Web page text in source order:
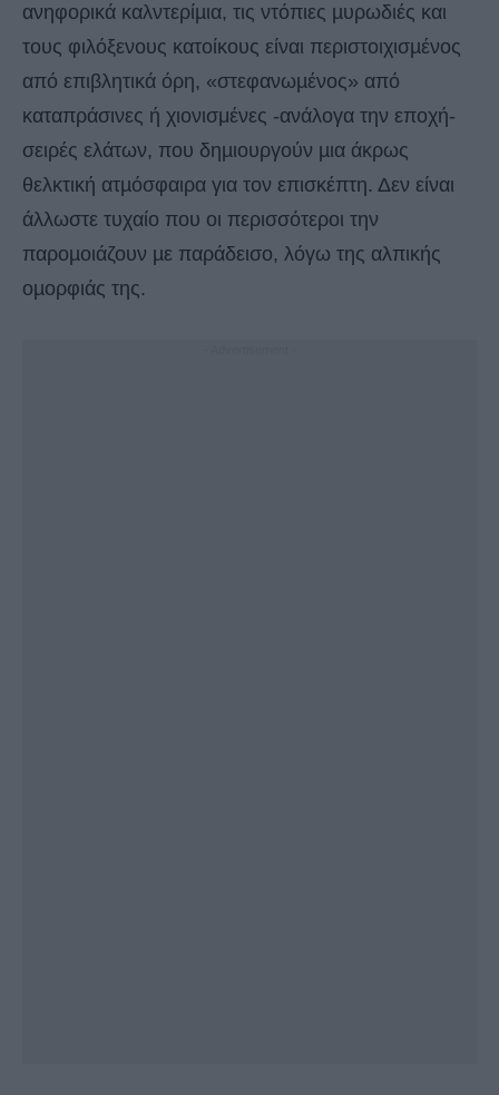
ανηφορικά καλντερίµια, τις ντόπιες µυρωδιές και
τους φιλόξενους κατοίκους είναι περιστοιχισµένος
από επιβλητικά όρη, «στεφανωµένος» από
καταπράσινες ή χιονισμένες -ανάλογα την εποχή-
σειρές ελάτων, που δηµιουργούν µια άκρως
θελκτική ατµόσφαιρα για τον επισκέπτη. Δεν είναι
άλλωστε τυχαίο που οι περισσότεροι την
παροµοιάζουν µε παράδεισο, λόγω της αλπικής
οµορφιάς της.